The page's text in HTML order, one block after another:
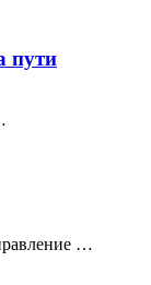
пути
…